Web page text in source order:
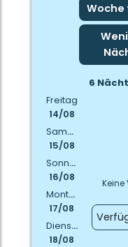
Woche
6
Freitag
14/08
Samstag
15/08
Sonntag
16/08
Montag
17/08
Dienstag
18/08